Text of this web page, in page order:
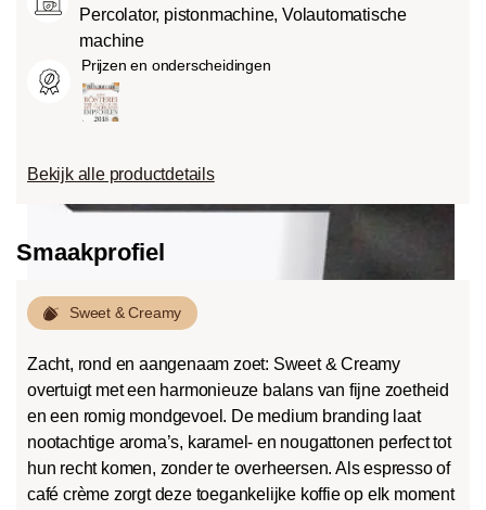
Percolator, pistonmachine, Volautomatische
machine
Prijzen en onderscheidingen
Bekijk alle productdetails
Smaakprofiel
Sweet & Creamy
Zacht, rond en aangenaam zoet: Sweet & Creamy
overtuigt met een harmonieuze balans van fijne zoetheid
en een romig mondgevoel. De medium branding laat
nootachtige aroma’s, karamel- en nougattonen perfect tot
hun recht komen, zonder te overheersen. Als espresso of
café crème zorgt deze toegankelijke koffie op elk moment